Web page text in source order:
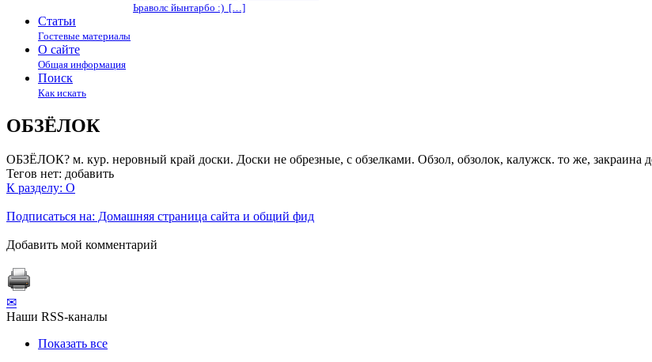
Ьраволс йынтарбо :) […]
Статьи
Гостевые материалы
О сайте
Общая информация
Поиск
Как искать
ОБЗЁЛОК
ОБЗЁЛОК? м. кур. неровный край доски. Доски не обрезные, с обзелками. Обзол, обзолок, калужск. то же, закраина
Тегов нет: добавить
К разделу: О
Подписаться на: Домашняя страница сайта и общий фид
Добавить мой комментарий
✉
Наши RSS-каналы
Показать все